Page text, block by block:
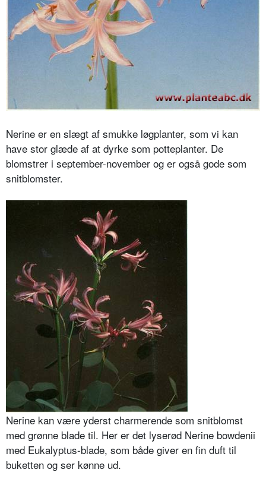
Nerine er en slægt af smukke løgplanter, som vi kan
have stor glæde af at dyrke som potteplanter. De
blomstrer i september-november og er også gode som
snitblomster.
Nerine kan være yderst charmerende som snitblomst
med grønne blade til. Her er det lyserød Nerine bowdenii
med Eukalyptus-blade, som både giver en fin duft til
buketten og ser kønne ud.